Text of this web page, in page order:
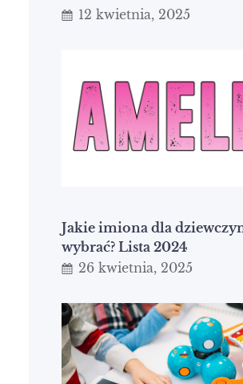
12 kwietnia, 2025
Jakie imiona dla
wybrać? Lista 2024
26 kwietnia, 2025